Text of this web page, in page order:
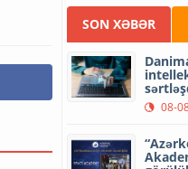
SON XƏBƏR
08-